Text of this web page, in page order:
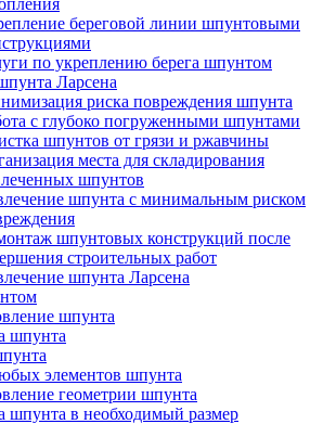
береговой линии шпунтовыми
по укреплению берега шпунтом
Ларсена
риска повреждения шпунта
с глубоко погруженными шпунтами
шпунтов от грязи и ржавчины
места для складирования
шпунтов
шпунта с минимальным риском
шпунтовых конструкций после
строительных работ
шпунта Ларсена
шпунта
шпунта
элементов шпунта
геометрии шпунта
шпунта в необходимый размер